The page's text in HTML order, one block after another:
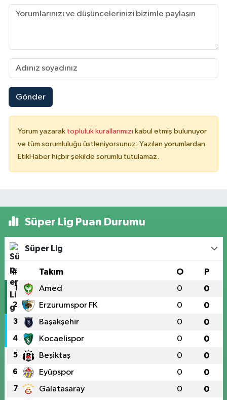
Gönder
Yorum yazarak topluluk kurallarımızı kabul etmiş bulunuyor
ve tüm sorumluluğu üstleniyorsunuz. Yazılan yorumlardan
EtikHaber hiçbir şekilde sorumlu tutulamaz.
Süper Lig Puan Durumu
Süper Lig
# Takım O P
1 Amed 0 0
2 Erzurumspor FK 0 0
3 Başakşehir 0 0
4 Kocaelispor 0 0
5 Beşiktaş 0 0
6 Eyüpspor 0 0
7 Galatasaray 0 0